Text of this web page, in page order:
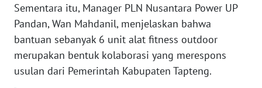
Sementara itu, Manager PLN Nusantara Power UP
Pandan, Wan Mahdanil, menjelaskan bahwa
bantuan sebanyak 6 unit alat fitness outdoor
merupakan bentuk kolaborasi yang merespons
usulan dari Pemerintah Kabupaten Tapteng.
BENGKULU
WN
LAMPUNG